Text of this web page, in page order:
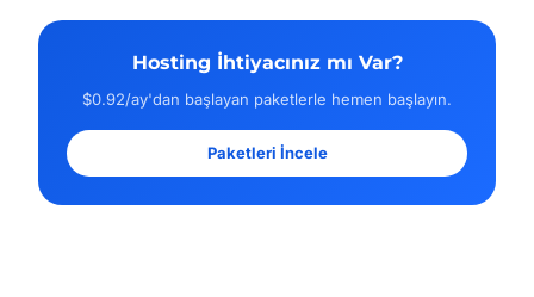
Hosting İhtiyacınız mı Var?
$0.92/ay'dan başlayan paketlerle hemen başlayın.
Paketleri İncele